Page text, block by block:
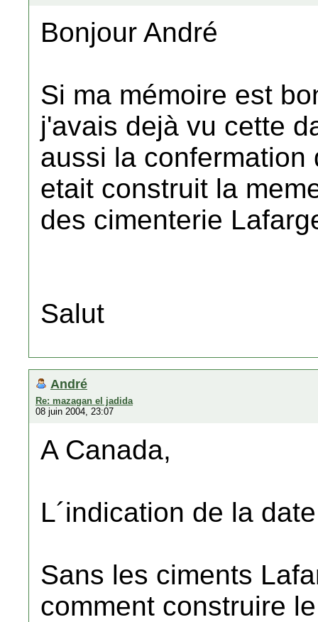
Bonjour André
Si ma mémoire est
j'avais dejà vu cette
aussi la confermation
etait construit la
des cimenterie
Salut
André
Re: mazagan el jadida
08 juin 2004, 23:07
A Canada,
L´indication de la
Sans les ciments
comment construire